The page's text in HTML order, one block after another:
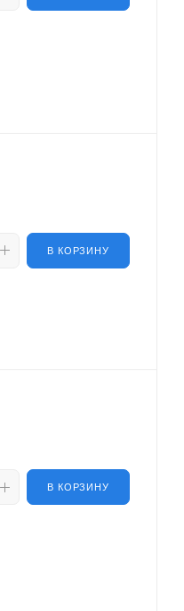
В КОРЗИНУ
В КОРЗИНУ